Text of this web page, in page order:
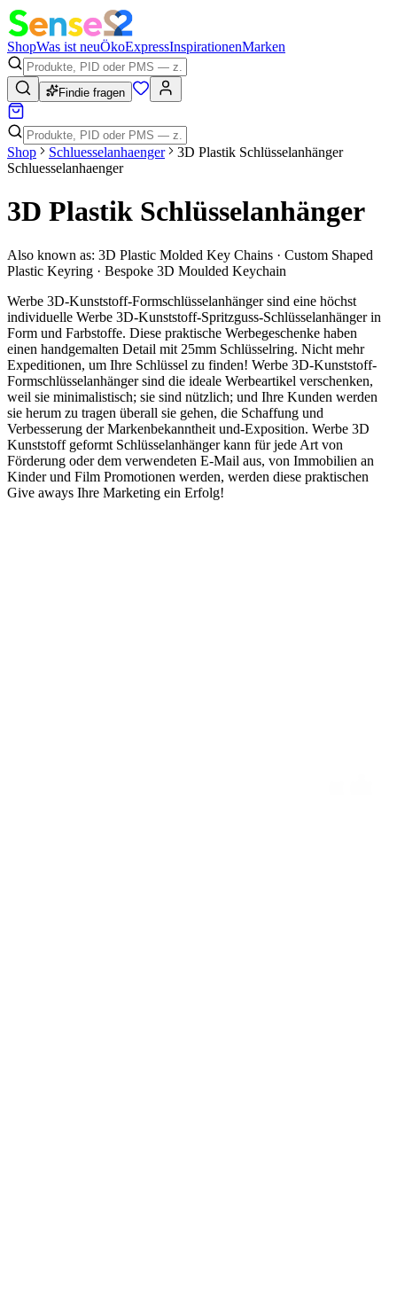
ShopWas ist neuÖkoExpressInspirationenMarken
Findie fragen
Shop Schluesselanhaenger
3D Plastik Schlüsselanhänger
Schluesselanhaenger
3D Plastik Schlüsselanhänger
Also known as: 3D Plastic Molded Key Chains · Custom Shaped
Plastic Keyring · Bespoke 3D Moulded Keychain
Werbe 3D-Kunststoff-Formschlüsselanhänger sind eine höchst
individuelle Werbe 3D-Kunststoff-Spritzguss-Schlüsselanhänger in
Form und Farbstoffe. Diese praktische Werbegeschenke haben
einen handgemalten Detail mit 25mm Schlüsselring. Nicht mehr
Expeditionen, um Ihre Schlüssel zu finden! Werbe 3D-Kunststoff-
Formschlüsselanhänger sind die ideale Werbeartikel verschenken,
weil sie minimalistisch; sie sind nützlich; und Ihre Kunden werden
sie herum zu tragen überall sie gehen, die Schaffung und
Verbesserung der Markenbekanntheit und-Exposition. Werbe 3D
Kunststoff geformt Schlüsselanhänger kann für jede Art von
Förderung oder dem verwendeten E-Mail aus, von Immobilien an
Kinder und Film Promotionen werden, werden diese praktischen
Give aways Ihre Marketing ein Erfolg!